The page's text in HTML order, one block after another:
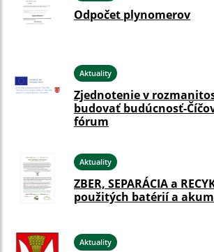
Odpočet plynomerov
Aktuality
Zjednotenie v
budovať budúcnosť-
fórum
Aktuality
ZBER, SEPARÁCIA a
použitých batérií a
Aktuality